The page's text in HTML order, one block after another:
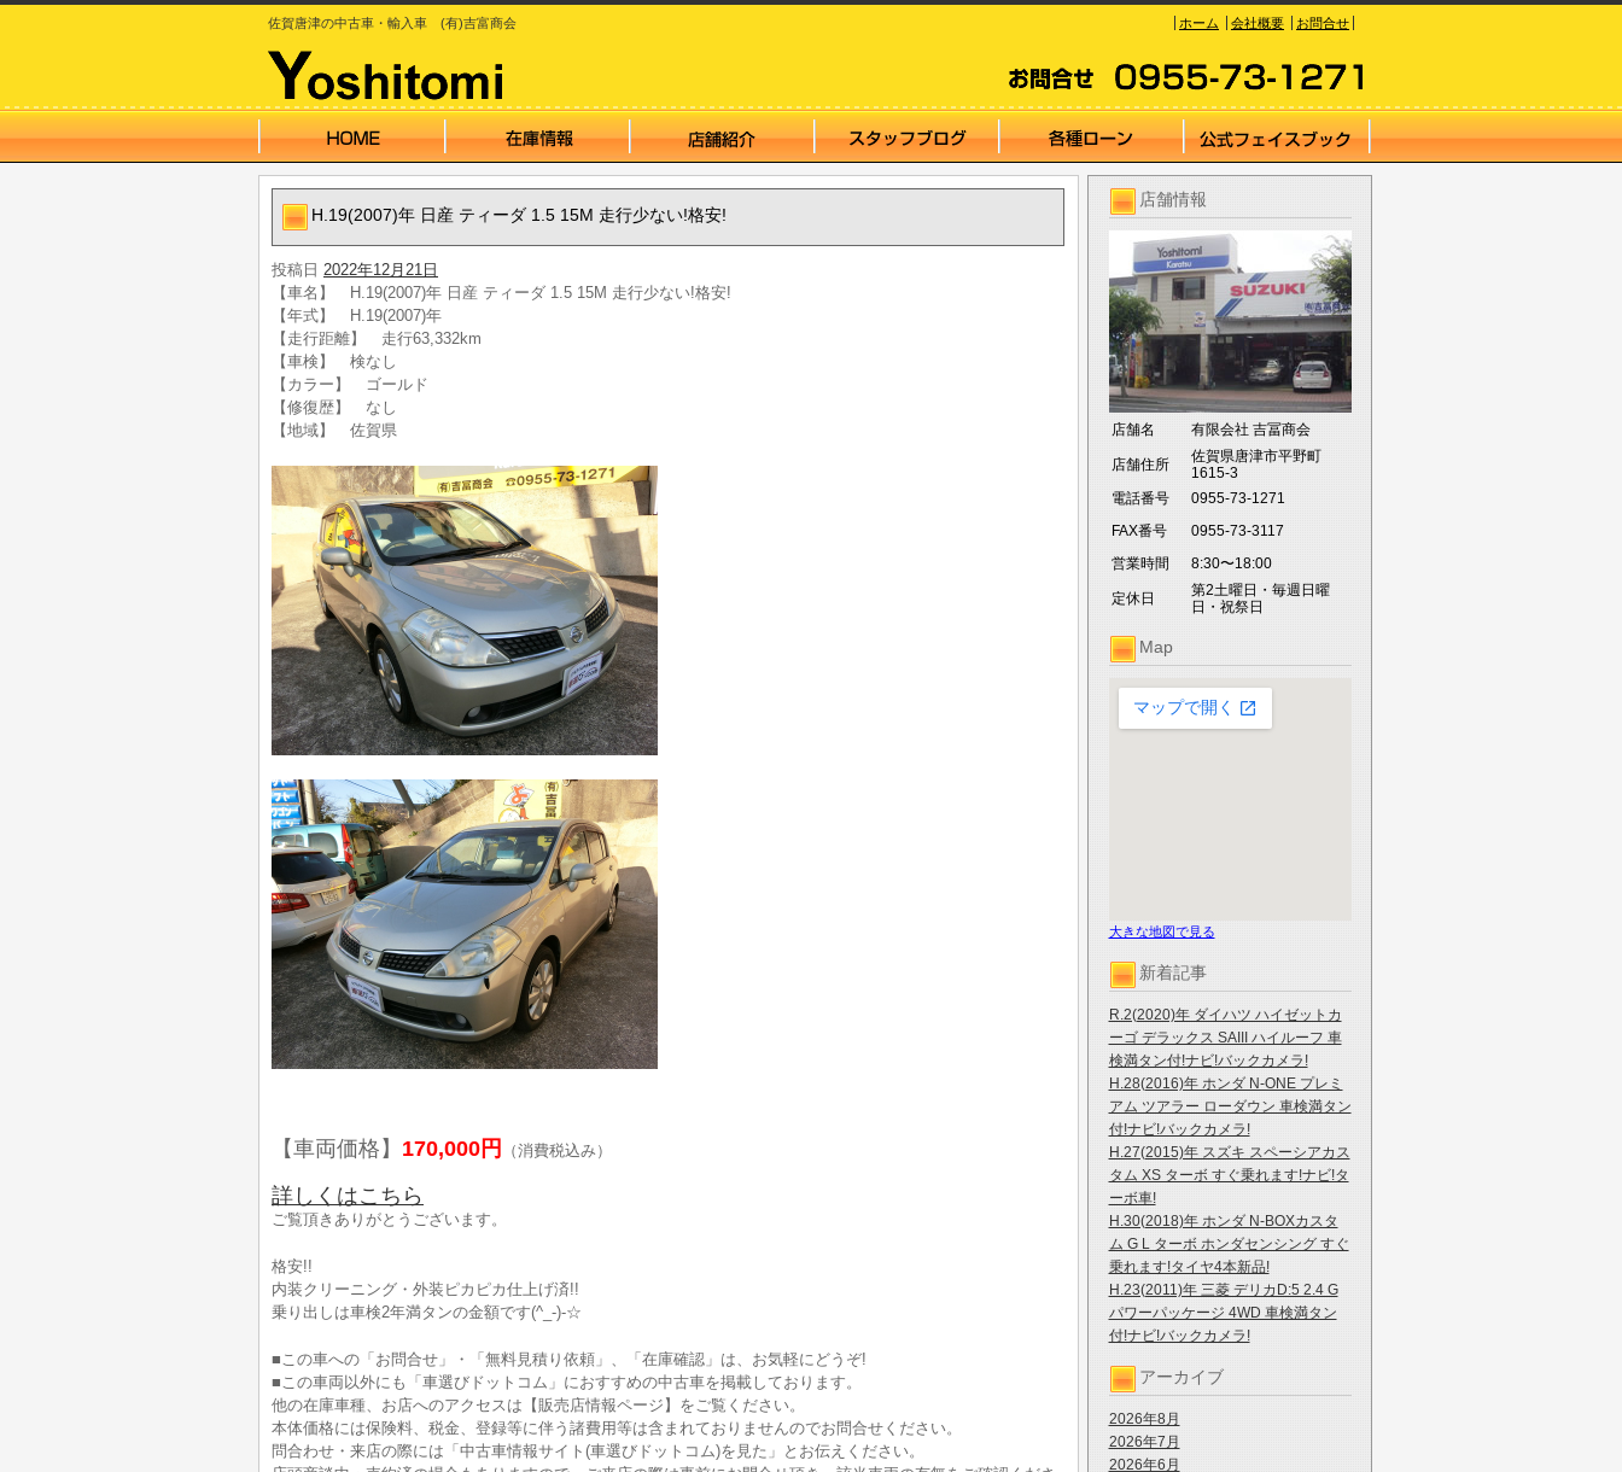
佐賀唐津の中古車・輸入車 (有)吉富商会 ホーム 会社概要 お問合せ
店舗情報
店舗名 有限会社 吉冨商会
店舗住所
佐賀県唐津市平野町
1615-3
電話番号
0955-73-1271
FAX番号
0955-73-3117
営業時間
8:30〜18:00
定休日
第2土曜日・毎週日曜
日・祝祭日
Map
大きな地図で見る
新着記事
R.2(2020)年 ダイハツ ハイゼットカ
ーゴ デラックス SAIII ハイルーフ 車
検満タン付!ナビ!バックカメラ!
H.28(2016)年 ホンダ N-ONE プレミ
アム ツアラー ローダウン 車検満タン
付!ナビ!バックカメラ!
H.27(2015)年 スズキ スペーシアカス
タム XS ターボ すぐ乗れます!ナビ!タ
ーボ車!
H.30(2018)年 ホンダ N-BOXカスタ
ム G L ターボ ホンダセンシング すぐ
乗れます!タイヤ4本新品!
H.23(2011)年 三菱 デリカD:5 2.4 G
パワーパッケージ 4WD 車検満タン
付!ナビ!バックカメラ!
アーカイブ
2026年8月
2026年7月
2026年6月
H.19(2007)年 日産 ティーダ 1.5 15M 走行少ない!格安!
投稿日 2022年12月21日
【車名】 H.19(2007)年 日産 ティーダ 1.5 15M 走行少ない!格安!
【年式】 H.19(2007)年
【走行距離】 走行63,332km
【車検】 検なし
【カラー】 ゴールド
【修復歴】 なし
【地域】 佐賀県
【車両価格】 170,000円 （消費税込み）
詳しくはこちら
ご覧頂きありがとうございます。
格安!!
内装クリーニング・外装ピカピカ仕上げ済!!
乗り出しは車検2年満タンの金額です(^_-)-☆
■この車への「お問合せ」・「無料見積り依頼」、「在庫確認」は、お気軽にどうぞ!
■この車両以外にも「車選びドットコム」におすすめの中古車を掲載しております。
他の在庫車種、お店へのアクセスは【販売店情報ページ】をご覧ください。
本体価格には保険料、税金、登録等に伴う諸費用等は含まれておりませんのでお問合せください。
問合わせ・来店の際には「中古車情報サイト(車選びドットコム)を見た」とお伝えください。